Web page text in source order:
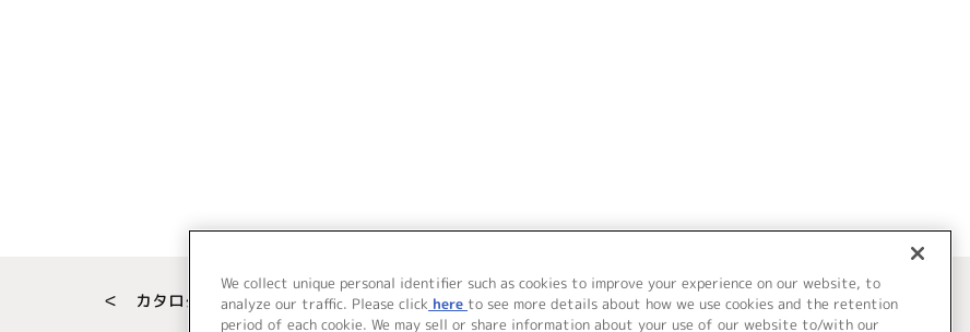
＜ カタログサイト トップページへ
We collect unique personal identifier such as cookies to improve your experience on our website, to
analyze our traffic. Please click here to see more details about how we use cookies and the retention
period of each cookie. We may sell or share information about your use of our website to/with our